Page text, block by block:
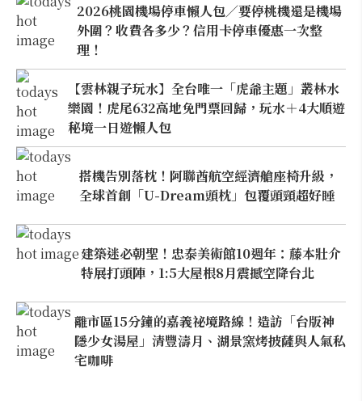
2026桃園機場停車懶人包／要停桃機還是機場
外圍？收費各多少？信用卡停車優惠一次整
理！
【雲林親子玩水】全台唯一「虎爺主題」叢林水
樂園！虎尾632高地免門票回歸，玩水＋4大順遊
秘境一日遊懶人包
搭機告別落枕！阿聯酋航空經濟艙座椅升級，
全球首創「U-Dream頭枕」包覆頭頸超好睡
建築迷必朝聖！忠泰美術館10週年：藤本壯介
特展打頭陣，1:5大屋根8月震撼空降台北
離市區15分鐘的嘉義祕境路線！造訪「台版神
隱少女湯屋」清豐濤月、湖景窯烤披薩與人氣私
宅咖啡